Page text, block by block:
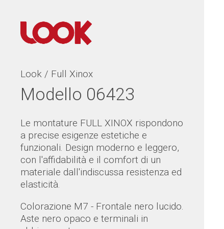
Look / Full Xinox
Modello 06423
Le montature FULL XINOX rispondono
a precise esigenze estetiche e
funzionali. Design moderno e leggero,
con l'affidabilità e il comfort di un
materiale dall'indiscussa resistenza ed
elasticità.
Colorazione M7 - Frontale nero lucido.
Aste nero opaco e terminali in